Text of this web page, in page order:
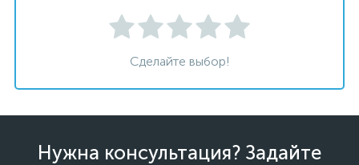
Сделайте выбор!
Нужна консультация? Задайте